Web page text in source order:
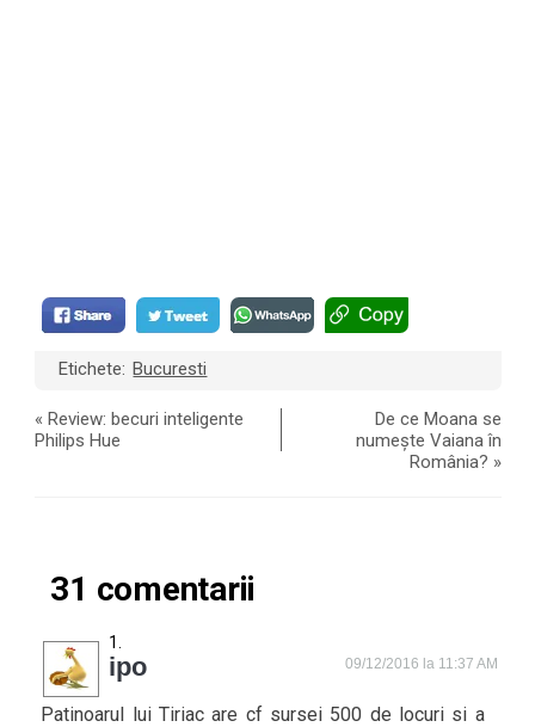
Etichete: Bucuresti
«Review: becuri inteligente
Philips Hue
De ce Moana se
numește Vaiana în
România? »
31 comentarii
ipo 09/12/2016 la 11:37 AM
Patinoarul lui Tiriac are cf sursei 500 de locuri si a